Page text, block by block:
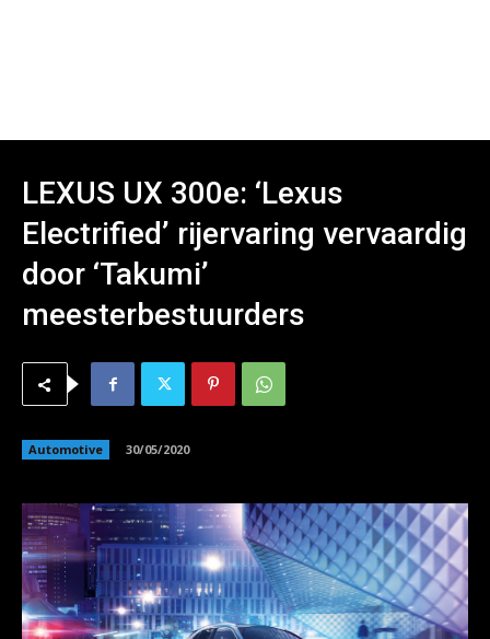
LEXUS UX 300e: ‘Lexus
Electrified’ rijervaring vervaardig
door ‘Takumi’
meesterbestuurders
Automotive 30/05/2020